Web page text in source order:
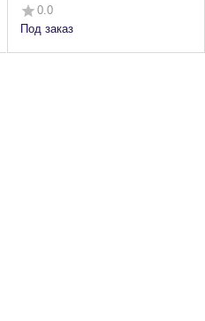
до 150м2 16кВт
0.0
Под заказ